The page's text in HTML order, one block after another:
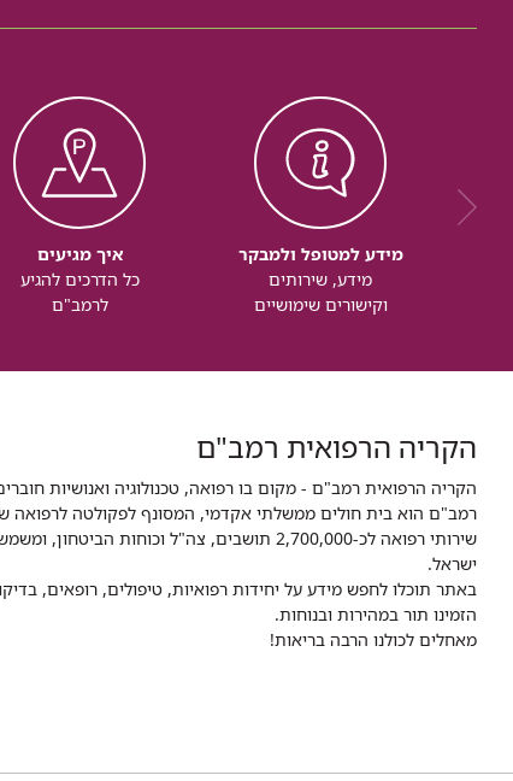
מידע למטופל ולמבקר
מידע, שירותים
וקישורים שימושיים
איך מגיעים
כל הדרכים להגיע
לרמב"ם
הקריה הרפואית רמב"ם
הקריה הרפואית רמב"ם - מקום בו רפואה, טכנולוגיה ואנושיות
ישראל.
באתר תוכלו לחפש מידע על יחידות רפואיות, טיפולים, רופאים,
הזמינו תור במהירות ובנוחות.
מאחלים לכולנו הרבה בריאות!